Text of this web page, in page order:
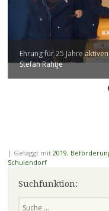
Ehrung für 25 Jahre
Stefan Rahtje
| Getaggt mit 2019,
Schulendorf
Suchfunktion: